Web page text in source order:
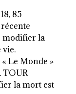
85
modifier la
vie.
Le Monde »
TOUR
la mort est